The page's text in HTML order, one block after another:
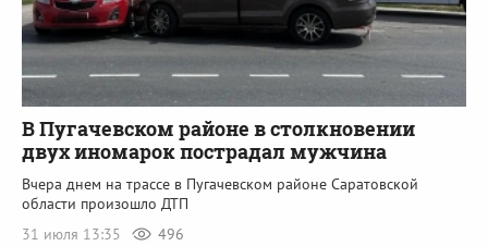
В Пугачевском районе в столкновении
двух иномарок пострадал мужчина
Вчера днем на трассе в Пугачевском районе Саратовской
области произошло ДТП
31 июля 13:35
496